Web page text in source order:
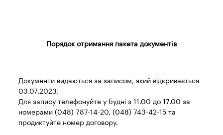
Порядок отримання пакета документів
Документи видаються за записом, який відкривається
03.07.2023.
Для запису телефонуйте у будні з 11.00 до 17.00 за
номерами (048) 787-14-20, (048) 743-42-15 та
продиктуйте номер договору.